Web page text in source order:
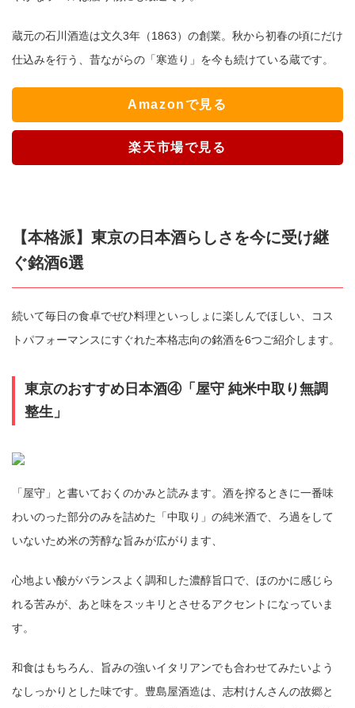
蔵元の石川酒造は文久3年（1863）の創業。秋から初春の頃にだけ
仕込みを行う、昔ながらの「寒造り」を今も続けている蔵です。
Amazonで見る
楽天市場で見る
【本格派】東京の日本酒らしさを今に受け継
ぐ銘酒6選
続いて毎日の食卓でぜひ料理といっしょに楽しんでほしい、コス
トパフォーマンスにすぐれた本格志向の銘酒を6つご紹介します。
東京のおすすめ日本酒④「屋守 純米中取り無調
整生」
「屋守」と書いておくのかみと読みます。酒を搾るときに一番味
わいのった部分のみを詰めた「中取り」の純米酒で、ろ過をして
いないため米の芳醇な旨みが広がります、
心地よい酸がバランスよく調和した濃醇旨口で、ほのかに感じら
れる苦みが、あと味をスッキリとさせるアクセントになっていま
す。
和食はもちろん、旨みの強いイタリアンでも合わせてみたいよう
なしっかりとした味です。豊島屋酒造は、志村けんさんの故郷と